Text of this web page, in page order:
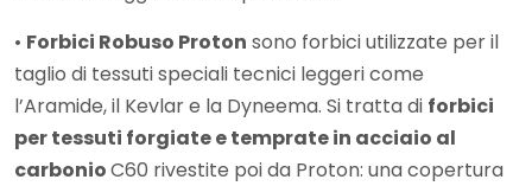
• Forbici Robuso Proton sono forbici utilizzate per il
taglio di tessuti speciali tecnici leggeri come
l’Aramide, il Kevlar e la Dyneema. Si tratta di forbici
per tessuti forgiate e temprate in acciaio al
carbonioC60 rivestite poi da Proton: una copertura